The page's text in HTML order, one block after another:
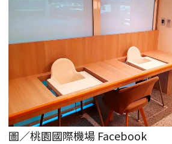
圖／桃園國際機場 Facebook